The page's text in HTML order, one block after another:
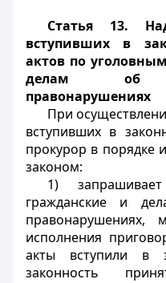
Статья 13.
вступивших в
актов по
делам об
правонарушениях
При
вступивших в
прокурор в порядке
законом:
1)
гражданские и
правонарушениях,
исполнения
акты вступили в
законность